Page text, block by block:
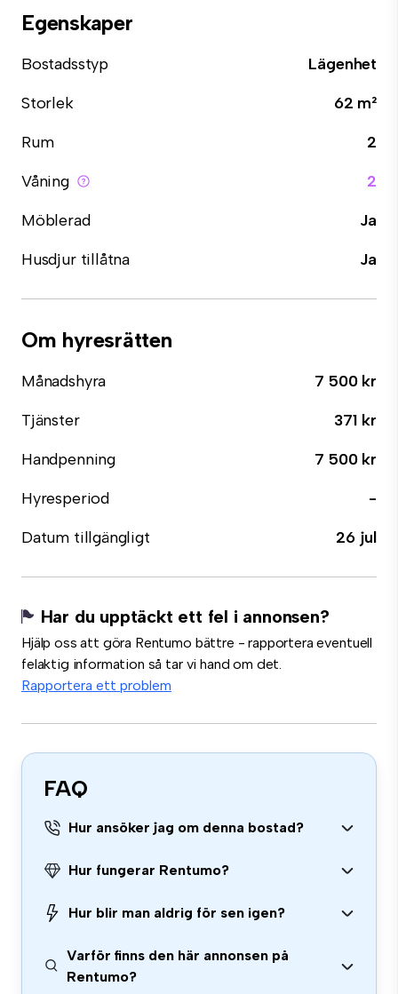
Egenskaper
Bostadsstyp
Lägenhet
Storlek
62 m²
Rum
2
Våning
2
Möblerad
Ja
Husdjur tillåtna
Ja
Om hyresrätten
Månadshyra
7 500 kr
Tjänster
371 kr
Handpenning
7 500 kr
Hyresperiod
-
Datum tillgängligt
26 jul
Har du upptäckt ett fel i annonsen?
Hjälp oss att göra Rentumo bättre - rapportera eventuell
felaktig information så tar vi hand om det.
Rapportera ett problem
FAQ
Hur ansöker jag om denna bostad?
Hur fungerar Rentumo?
Hur blir man aldrig för sen igen?
Varför finns den här annonsen på
Rentumo?